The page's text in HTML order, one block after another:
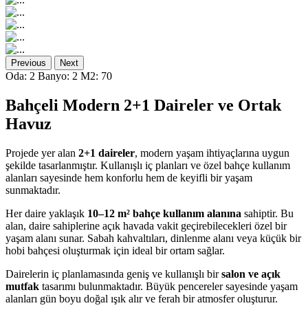
Previous Next
Oda: 2 Banyo: 2 M2: 70
Bahçeli Modern 2+1 Daireler ve Ortak
Havuz
Projede yer alan 2+1 daireler, modern yaşam ihtiyaçlarına uygun
şekilde tasarlanmıştır. Kullanışlı iç planları ve özel bahçe kullanım
alanları sayesinde hem konforlu hem de keyifli bir yaşam
sunmaktadır.
Her daire yaklaşık 10–12 m² bahçe kullanım alanına sahiptir. Bu
alan, daire sahiplerine açık havada vakit geçirebilecekleri özel bir
yaşam alanı sunar. Sabah kahvaltıları, dinlenme alanı veya küçük bir
hobi bahçesi oluşturmak için ideal bir ortam sağlar.
Dairelerin iç planlamasında geniş ve kullanışlı birsalon ve açık
mutfak tasarımı bulunmaktadır. Büyük pencereler sayesinde yaşam
alanları gün boyu doğal ışık alır ve ferah bir atmosfer oluşturur.